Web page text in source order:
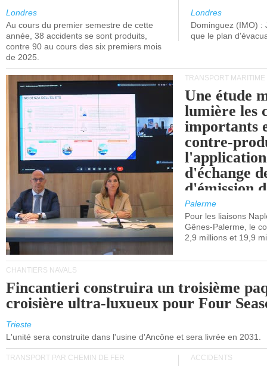
Londres
Au cours du premier semestre de cette
année, 38 accidents se sont produits,
contre 90 au cours des six premiers mois
de 2025.
Londres
Dominguez (IMO) :
que le plan
TRANSPORT MARITIME
Une étude
lumière les
importants
contre-
d'échange
d'émission
(SEQE-UE)
maritimes
occidentale.
Palerme
Pour les liaisons
Gênes-Palerme, le
2,9 millions et 19,9
CHANTIERS NAVALS
Fincantieri construira un troisième
croisière ultra-luxueux pour Four
Trieste
L'unité sera construite dans l'usine d'Ancône et sera livrée en 2031.
TRANSPORT PAR CHEMIN DE FER ACCIDENTS